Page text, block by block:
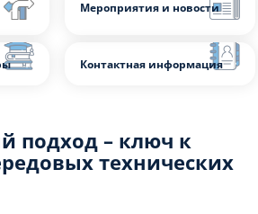
Контактная
подход – ключ к
технических